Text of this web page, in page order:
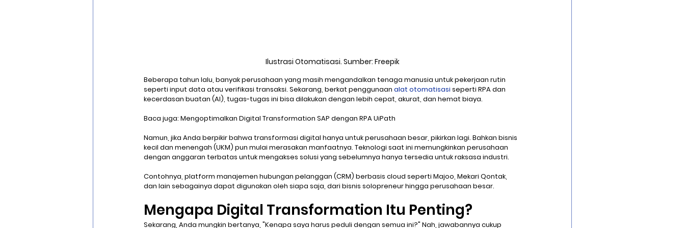
Ilustrasi Otomatisasi. Sumber: Freepik
Beberapa tahun lalu, banyak perusahaan yang masih mengandalkan tenaga manusia untuk pekerjaan rutin
seperti input data atau verifikasi transaksi. Sekarang, berkat penggunaan alat otomatisasi seperti RPA dan
kecerdasan buatan (AI), tugas-tugas ini bisa dilakukan dengan lebih cepat, akurat, dan hemat biaya.
Baca juga: Mengoptimalkan Digital Transformation SAP dengan RPA UiPath
Namun, jika Anda berpikir bahwa transformasi digital hanya untuk perusahaan besar, pikirkan lagi. Bahkan bisnis
kecil dan menengah (UKM) pun mulai merasakan manfaatnya. Teknologi saat ini memungkinkan perusahaan
dengan anggaran terbatas untuk mengakses solusi yang sebelumnya hanya tersedia untuk raksasa industri.
Contohnya, platform manajemen hubungan pelanggan (CRM) berbasis cloud seperti Majoo, Mekari Qontak,
dan lain sebagainya dapat digunakan oleh siapa saja, dari bisnis solopreneur hingga perusahaan besar.
Mengapa Digital Transformation Itu Penting?
Sekarang, Anda mungkin bertanya, "Kenapa saya harus peduli dengan semua ini?" Nah, jawabannya cukup